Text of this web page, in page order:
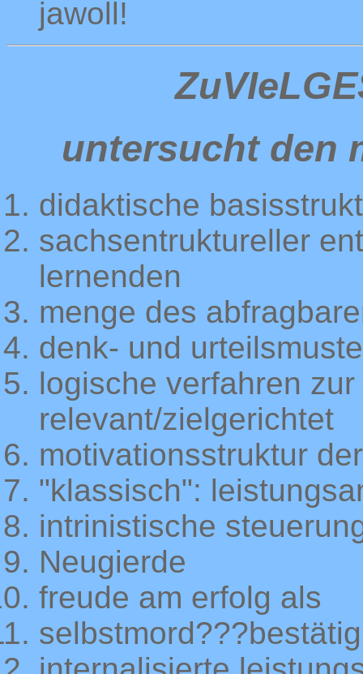
jawoll!
untersucht den
didaktische
sachsentruktureller
lernenden
menge des
denk- und
logische verfahren
relevant/zielgerichtet
motivationsstruktur
"klassisch":
intrinistische
Neugierde
freude am erfolg als